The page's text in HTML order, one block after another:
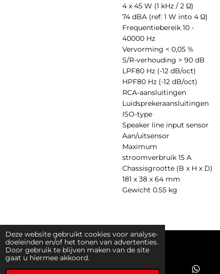
Deze website gebruikt cookies voor analyse-
doeleinden en/of het tonen van advertenties.
Door gebruik te blijven maken van de site
gaat u hiermee akkoord.
4 x 45 W (1 kHz / 2 Ω)
74 dBA (ref: 1 W into 4 Ω)
Frequentiebereik 10 -
40000 Hz
Vervorming < 0,05 %
S/R-verhouding > 90 dB
LPF80 Hz (-12 dB/oct)
HPF80 Hz (-12 dB/oct)
RCA-aansluitingen
Luidsprekeraansluitingen
ISO-type
Speaker line input sensor
Aan/uitsensor
Maximum
stroomverbruik 15 A
Chassisgrootte (B x H x D)
181 x 38 x 64 mm
Gewicht 0.55 kg
© 2019 - 2026 ProfKit